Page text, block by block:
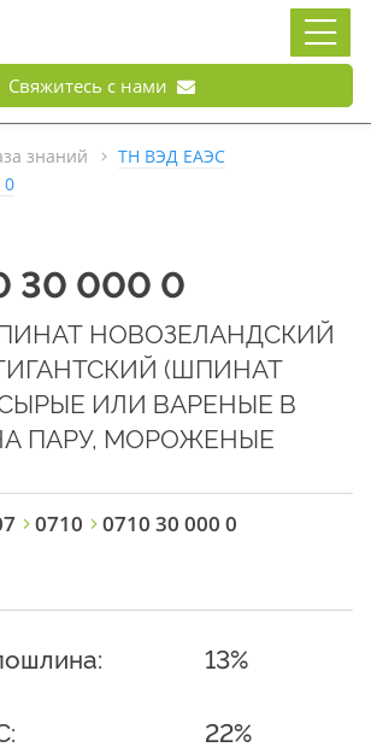
Свяжитесь с нами
знаний
ТН ВЭД ЕАЭС
0
30 000 0
НОВОЗЕЛАНДСКИЙ
(ШПИНАТ
ИЛИ ВАРЕНЫЕ В
ПАРУ, МОРОЖЕНЫЕ
0710 0710 30 000 0
13%
22%